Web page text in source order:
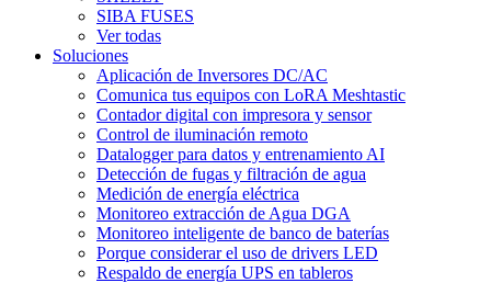
SIBA FUSES
Ver todas
Soluciones
Aplicación de Inversores DC/AC
Comunica tus equipos con LoRA Meshtastic
Contador digital con impresora y sensor
Control de iluminación remoto
Datalogger para datos y entrenamiento AI
Detección de fugas y filtración de agua
Medición de energía eléctrica
Monitoreo extracción de Agua DGA
Monitoreo inteligente de banco de baterías
Porque considerar el uso de drivers LED
Respaldo de energía UPS en tableros